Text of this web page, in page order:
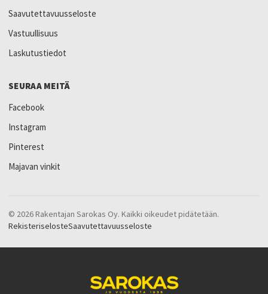
Saavutettavuusseloste
Vastuullisuus
Laskutustiedot
SEURAA MEITÄ
Facebook
Instagram
Pinterest
Majavan vinkit
© 2026 Rakentajan Sarokas Oy. Kaikki oikeudet pidätetään.
RekisteriselosteSaavutettavuusseloste